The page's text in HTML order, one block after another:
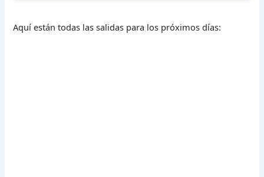
Aquí están todas las salidas para los próximos días: